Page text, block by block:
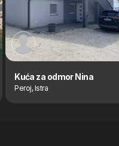
Kuća za odmor Nina
Peroj, Istra